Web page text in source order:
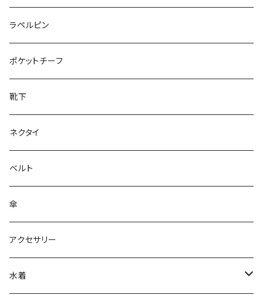
50/XL～
27cm～
28cm～
ラペルピン
ポケットチーフ
靴下
ネクタイ
ベルト
傘
アクセサリー
水着